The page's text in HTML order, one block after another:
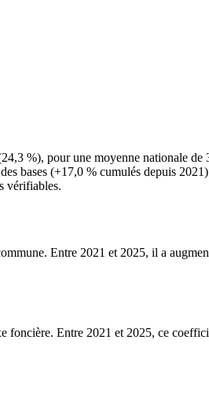
%), pour une moyenne nationale
bases (+17,0 % cumulés depuis
vérifiables.
Entre 2021 et 2025, il a
foncière. Entre 2021 et 2025, ce